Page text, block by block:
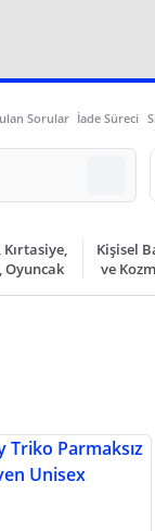
Sorular İade Süreci
Oyuncak
Kişisel
ve